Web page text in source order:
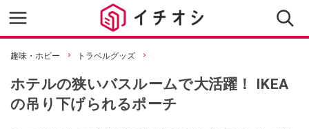
趣味・ホビー トラベルグッズ
ホテルの狭いバスルームで大活躍！ IKEA
の吊り下げられるポーチ